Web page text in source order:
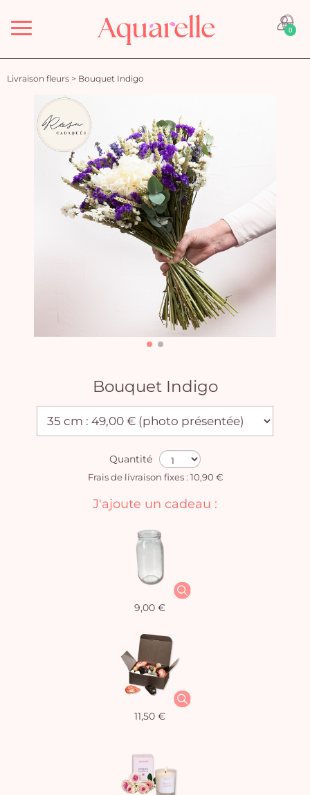
Menu 0
Livraison fleurs > Bouquet Indigo
Bouquet Indigo
Quantité
Frais de livraison fixes : 10,90 €
J'ajoute un cadeau :
9,00 €
11,50 €